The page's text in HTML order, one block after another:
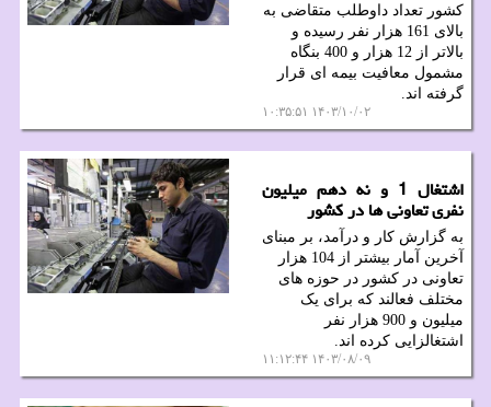
کشور تعداد داوطلب متقاضی به
بالای 161 هزار نفر رسیده و
بالاتر از 12 هزار و 400 بنگاه
مشمول معافیت بیمه ای قرار
گرفته اند.
۱۴۰۳/۱۰/۰۲ ۱۰:۳۵:۵۱
اشتغال 1 و نه دهم میلیون
نفری تعاونی ها در کشور
به گزارش کار و درآمد، بر مبنای
آخرین آمار بیشتر از 104 هزار
تعاونی در کشور در حوزه های
مختلف فعالند که برای یک
میلیون و 900 هزار نفر
اشتغالزایی کرده اند.
۱۴۰۳/۰۸/۰۹ ۱۱:۱۲:۴۴